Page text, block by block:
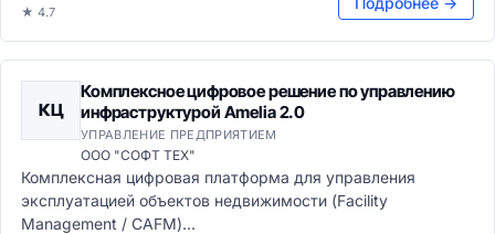
★ 4.7
КЦ
Комплексное цифровое решение по управлению
инфраструктурой Amelia 2.0
УПРАВЛЕНИЕ ПРЕДПРИЯТИЕМ
ООО "СОФТ ТЕХ"
Комплексная цифровая платформа для управления
эксплуатацией объектов недвижимости (Facility
Management / CAFM)...